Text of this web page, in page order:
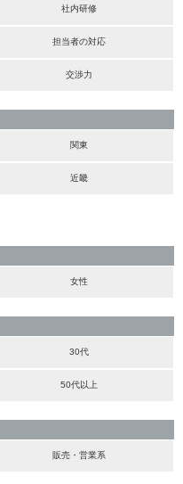
社内研修
担当者の対応
交渉力
関東
近畿
女性
30代
50代以上
販売・営業系